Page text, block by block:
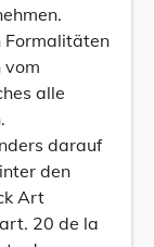
Formalitäten
vom
alle
darauf
den
Art
20 de la